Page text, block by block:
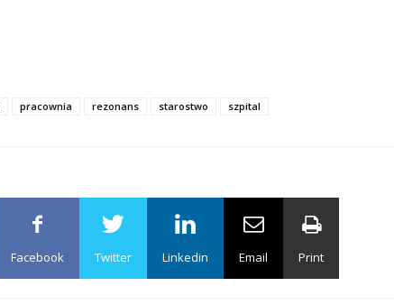
pracownia rezonans starostwo szpital
Facebook Twitter Linkedin Email Print